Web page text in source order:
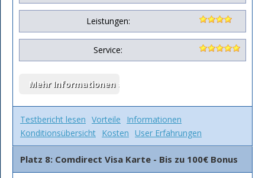
Leistungen:
Service:
Testbericht lesen Vorteile
Informationen
Konditionsübersicht Kosten User Erfahrungen
Platz 8: Comdirect Visa Karte - Bis zu 100€ Bonus